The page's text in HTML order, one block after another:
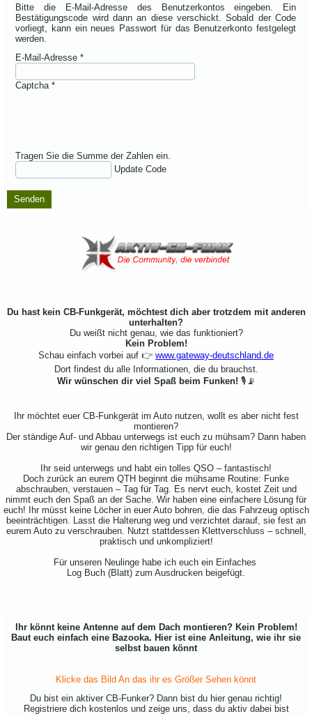
Bitte die E-Mail-Adresse des Benutzerkontos eingeben. Ein
Bestätigungscode wird dann an diese verschickt. Sobald der Code
vorliegt, kann ein neues Passwort für das Benutzerkonto festgelegt
werden.
E-Mail-Adresse *
Captcha*
Tragen Sie die Summe der Zahlen ein.
Update Code
Senden
Du hast kein CB-Funkgerät, möchtest dich aber trotzdem mit anderen
unterhalten?
Du weißt nicht genau, wie das funktioniert?
Kein Problem!
Schau einfach vorbei auf 👉 www.gateway-deutschland.de
Dort findest du alle Informationen, die du brauchst.
Wir wünschen dir viel Spaß beim Funken! 🎙️📡
Ihr möchtet euer CB-Funkgerät im Auto nutzen, wollt es aber nicht fest
montieren?
Der ständige Auf- und Abbau unterwegs ist euch zu mühsam? Dann haben
wir genau den richtigen Tipp für euch!
Ihr seid unterwegs und habt ein tolles QSO – fantastisch!
Doch zurück an eurem QTH beginnt die mühsame Routine: Funke
abschrauben, verstauen – Tag für Tag. Es nervt euch, kostet Zeit und
nimmt euch den Spaß an der Sache. Wir haben eine einfachere Lösung für
euch! Ihr müsst keine Löcher in euer Auto bohren, die das Fahrzeug optisch
beeinträchtigen. Lasst die Halterung weg und verzichtet darauf, sie fest an
eurem Auto zu verschrauben. Nutzt stattdessen Klettverschluss – schnell,
praktisch und unkompliziert!
Für unseren Neulinge habe ich euch ein Einfaches
Log Buch (Blatt) zum Ausdrucken beigefügt.
Ihr könnt keine Antenne auf dem Dach montieren? Kein Problem!
Baut euch einfach eine Bazooka. Hier ist eine Anleitung, wie ihr sie
selbst bauen könnt
Klicke das Bild An das ihr es Größer Sehen könnt
Du bist ein aktiver CB-Funker? Dann bist du hier genau richtig!
Registriere dich kostenlos und zeige uns, dass du aktiv dabei bist